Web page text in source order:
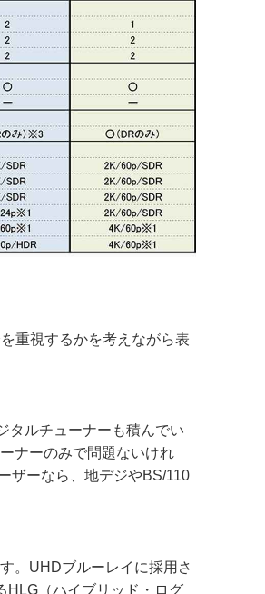
重視するかを考えながら表
タルチューナーも積んでい
ナーのみで問題ないけれ
ザーなら、地デジやBS/110
。UHDブルーレイに採用さ
HLG（ハイブリッド・ログ